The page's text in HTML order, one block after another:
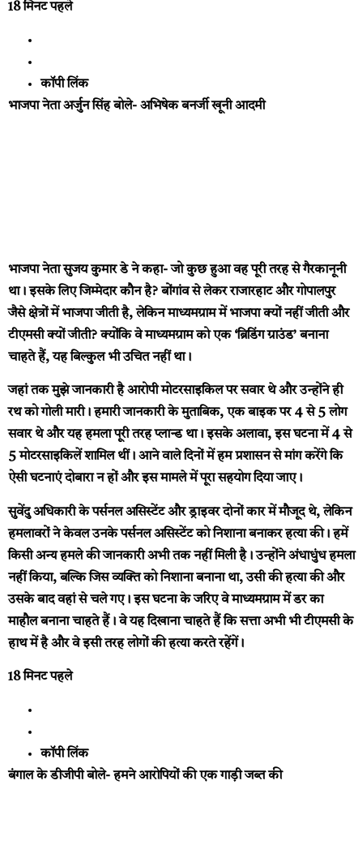
18 मिनट पहले
कॉपी लिंक
भाजपा नेता अर्जुन सिंह बोले- अभिषेक बनर्जी खूनी आदमी
भाजपा नेता सुजय कुमार डे ने कहा- जो कुछ हुआ वह पूरी तरह से गैरकानूनी
था। इसके लिए जिम्मेदार कौन है? बोंगांव से लेकर राजारहाट और गोपालपुर
जैसे क्षेत्रों में भाजपा जीती है, लेकिन माध्यमग्राम में भाजपा क्यों नहीं जीती और
टीएमसी क्यों जीती? क्योंकि वे माध्यमग्राम को एक ‘ब्रिडिंग ग्राउंड’ बनाना
चाहते हैं, यह बिल्कुल भी उचित नहीं था।
जहां तक मुझे जानकारी है आरोपी मोटरसाइकिल पर सवार थे और उन्होंने ही
रथ को गोली मारी। हमारी जानकारी के मुताबिक, एक बाइक पर 4 से 5 लोग
सवार थे और यह हमला पूरी तरह प्लान्ड था। इसके अलावा, इस घटना में 4 से
5 मोटरसाइकिलें शामिल थीं। आने वाले दिनों में हम प्रशासन से मांग करेंगे कि
ऐसी घटनाएं दोबारा न हों और इस मामले में पूरा सहयोग दिया जाए।
सुवेंदु अधिकारी के पर्सनल असिस्टेंट और ड्राइवर दोनों कार में मौजूद थे, लेकिन
हमलावरों ने केवल उनके पर्सनल असिस्टेंट को निशाना बनाकर हत्या की। हमें
किसी अन्य हमले की जानकारी अभी तक नहीं मिली है। उन्होंने अंधाधुंध हमला
नहीं किया, बल्कि जिस व्यक्ति को निशाना बनाना था, उसी की हत्या की और
उसके बाद वहां से चले गए। इस घटना के जरिए वे माध्यमग्राम में डर का
माहौल बनाना चाहते हैं। वे यह दिखाना चाहते हैं कि सत्ता अभी भी टीएमसी के
हाथ में है और वे इसी तरह लोगों की हत्या करते रहेंगें।
18 मिनट पहले
कॉपी लिंक
बंगाल के डीजीपी बोले- हमने आरोपियों की एक गाड़ी जब्त की